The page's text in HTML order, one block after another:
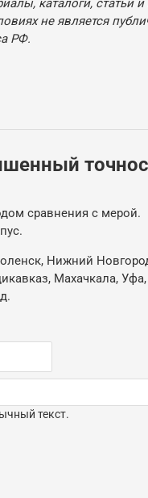
каталоги, статьи
не является
РФ.
сравнения с мерой.
Нижний
Махачкала,
текст.